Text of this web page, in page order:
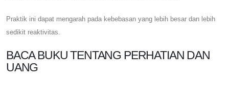
Praktik ini dapat mengarah pada kebebasan yang lebih besar dan lebih
sedikit reaktivitas.
BACA BUKU TENTANG PERHATIAN DAN
UANG